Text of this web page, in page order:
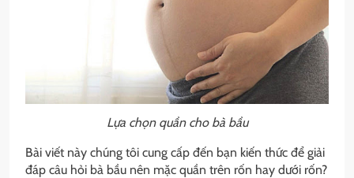
Lựa chọn quần cho bà bầu
Bài viết này chúng tôi cung cấp đến bạn kiến thức để giải
đáp câu hỏi bà bầu nên mặc quần trên rốn hay dưới rốn?